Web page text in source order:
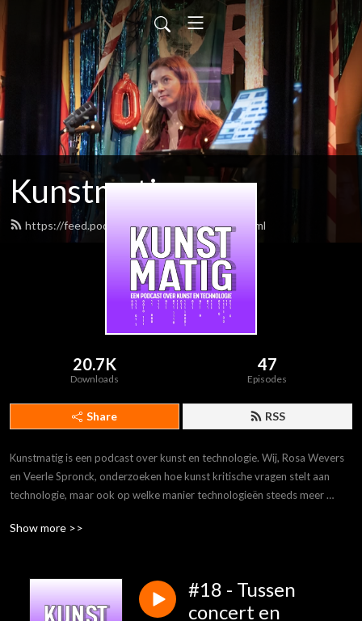
Kunstmatig
https://feed.podbean.com/kunstmatig/feed.xml
20.7K
Downloads
47
Episodes
Share RSS
Kunstmatig is een podcast over kunst en technologie. Wij, Rosa Wevers
en Veerle Spronck, onderzoeken hoe kunst kritische vragen stelt aan
technologie, maar ook op welke manier technologieën steeds meer
nieuw thema: van Instagram-museum tot Big Data-toneel. We nemen jou
Show more >>
#18 - Tussen
concert en